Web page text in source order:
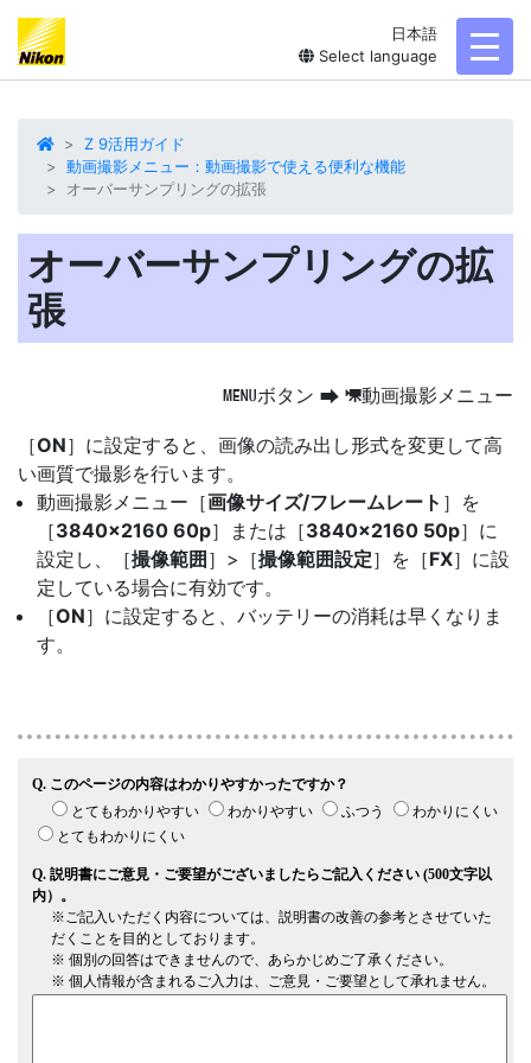
日本語
Select language
Z 9活用ガイド
動画撮影メニュー：動画撮影で使える便利な機能
オーバーサンプリングの拡張
オーバーサンプリングの拡
張
Gボタン U 1動画撮影メニュー
［ON］に設定すると、 画像の読み出し形式を変更 して高
い画質で撮影を行います。
動画撮影メニュー［画像サイズ/フレームレート ］を
［3840×2160 60p］または［3840×2160 50p］に
設定し、［撮像範囲 ］>［撮像範囲設定］を［FX］に設
定している場合に有効です。
［ON］に設定すると、バッテリーの消耗は早くなりま
す。